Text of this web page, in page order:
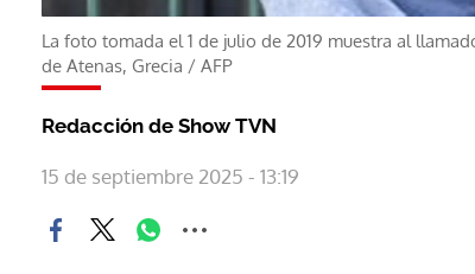
La foto tomada el 1 de julio de 2019 muestra al
de Atenas, Grecia / AFP
Redacción de Show TVN
15 de septiembre 2025 - 13:19